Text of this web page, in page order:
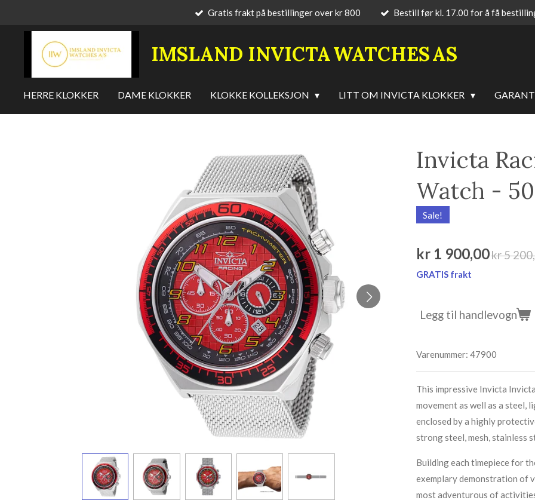
hovedinnhold
Gratis frakt på bestillinger over kr 800 Bestill før kl. 17.00 for å få
IMSLAND INVICTAWATCHESAS
HERRE KLOKKER DAME KLOKKER KLOKKE KOLLEKSJON LITT OM INVICTA KLOKKER
Invicta
Watch -
Sale!
kr 1 900,00kr 5
GRATIS frakt
Legg til handlevogn
Varenummer: 47900
This impressive Invicta
movement as well as a steel,
enclosed by a highly
strong steel, mesh, stainless
Building each timepiece for
exemplary demonstration of
most adventurous of